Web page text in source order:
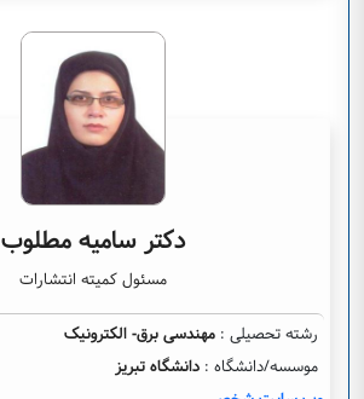
دکتر سامیه مطلوب
مسئول کمیته انتشارات
رشته تحصیلی : مهندسی برق- الکترونیک
موسسه/دانشگاه : دانشگاه تبریز